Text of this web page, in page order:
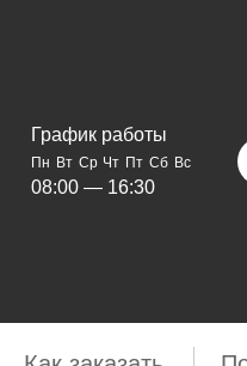
График работы
Пн Вт Ср Чт Пт Сб Вс
08:00 — 16:30